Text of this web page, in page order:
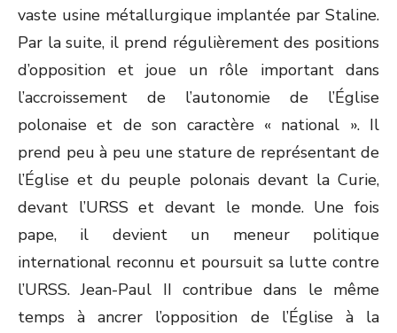
vaste usine métallurgique implantée par Staline.
Par la suite, il prend régulièrement des positions
d’opposition et joue un rôle important dans
l’accroissement de l’autonomie de l’Église
polonaise et de son caractère « national ». Il
prend peu à peu une stature de représentant de
l’Église et du peuple polonais devant la Curie,
devant l’URSS et devant le monde. Une fois
pape, il devient un meneur politique
international reconnu et poursuit sa lutte contre
l’URSS. Jean-Paul II contribue dans le même
temps à ancrer l’opposition de l’Église à la